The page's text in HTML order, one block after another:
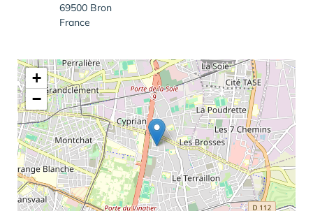
69500 Bron
France
+
−